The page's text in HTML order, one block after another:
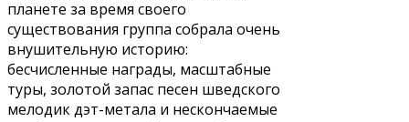
планете за время своего
существования группа собрала очень
внушительную историю:
бесчисленные награды, масштабные
туры, золотой запас песен шведского
мелодик дэт-метала и нескончаемые